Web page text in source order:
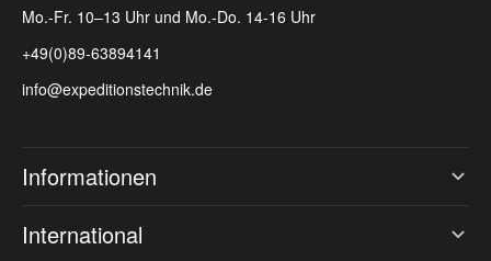
Mo.-Fr. 10–13 Uhr und Mo.-Do. 14-16 Uhr
+49(0)89-63894141
info@expeditionstechnik.de
Informationen
International